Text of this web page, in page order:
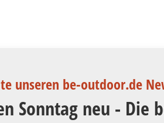
unseren be-outdoor.de
Sonntag neu - Die